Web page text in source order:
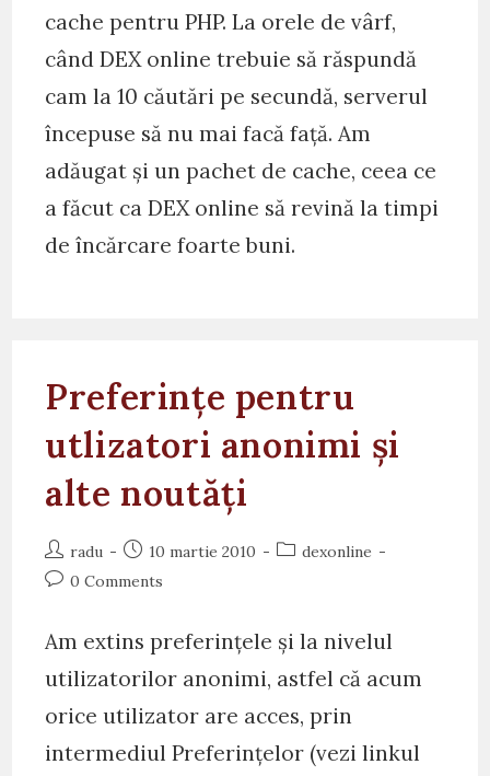
cache pentru PHP. La orele de vârf,
când DEX online trebuie să răspundă
cam la 10 căutări pe secundă, serverul
începuse să nu mai facă față. Am
adăugat și un pachet de cache, ceea ce
a făcut ca DEX online să revină la timpi
de încărcare foarte buni.
Preferințe pentru
utlizatori anonimi și
alte noutăți
Post
author:
radu
Post
published:
10 martie 2010
Postdexonline
Post0 Comments
Am extins preferințele și la nivelul
utilizatorilor anonimi, astfel că acum
orice utilizator are acces, prin
intermediul Preferințelor (vezi linkul